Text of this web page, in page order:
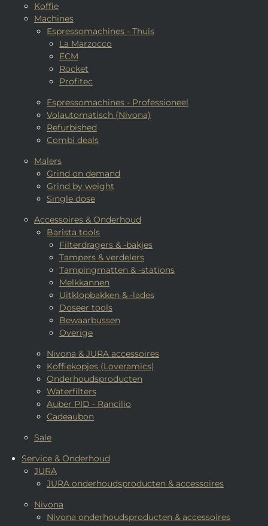
Koffie
Machines
Espressomachines - Thuis
La Marzocco
ECM
Rocket
Profitec
Espressomachines - Professioneel
Volautomatisch (Nivona)
Refurbished
Combi deals
Malers
Grind on demand
Grind by weight
Single dose
Accessoires & Onderhoud
Barista tools
Filterdragers & -bakjes
Tampers & verdelers
Tampingmatten & -stations
Melkkannen
Uitklopbakken & -lades
Doseer tools
Bewaarbussen
Overige
Nivona & JURA accessoires
Koffiekopjes (Loveramics)
Onderhoudsproducten
Waterfilters
Auber PID - Rancilio
Cadeaubon
Sale
Service & Onderhoud
JURA
JURA onderhoudsproducten & accessoires
Nivona
Nivona onderhoudsproducten & accessoires